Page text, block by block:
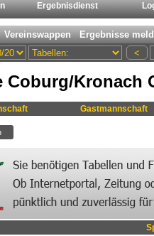
Ergebnisdienst
Coburg/Kronach
Gastmannschaft